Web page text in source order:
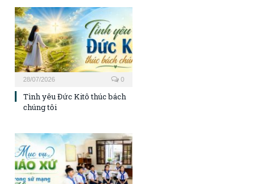
28/07/2026 0
Tình yêu Đức Kitô thúc bách
chúng tôi